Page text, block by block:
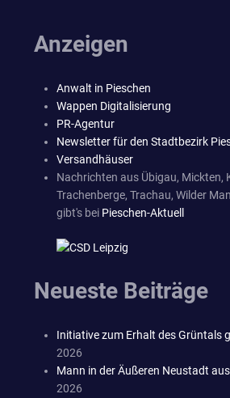
Anzeigen
Anwalt in Pieschen
Wappen Digitalisierung
PR-Agentur
Newsletter für den Stadtbezirk
Versandhäuser
Nachrichten aus Übigau, Mickten,
Trachenberge, Trachau, Wilder
gibt's bei Pieschen-Aktuell
Neueste Beiträge
Initiative zum Erhalt des Grüntals
2026
Mann in der Äußeren Neustadt
2026